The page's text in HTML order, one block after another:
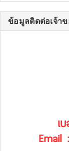
ข้อมูลติดต่อเจ้า
เ
Email